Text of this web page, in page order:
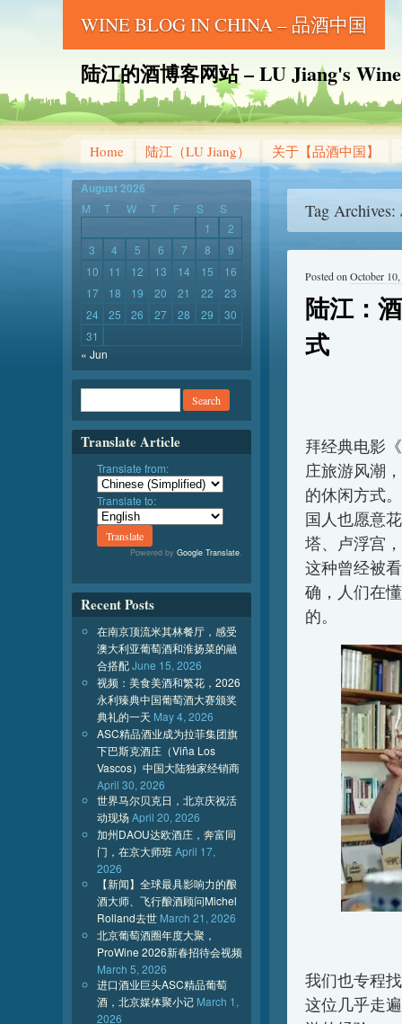
WINE BLOG IN CHINA – 品酒中国
陆江的酒博客网站 – LU Jiang's
Home 陆江（LU Jiang） 关于【品酒中国】
Tag Archives:
陆江：
式
Posted on October
拜经典电影
庄旅游风潮
的休闲方式
国人也愿意
塔、卢浮宫
这种曾经被
确，人们在
的。
我们也专程
这位几乎走
August 2026
M T W T F S
S
1
2
3
4 5 6 7 8
9
10
11 12 13 14 15
16
17
18 19 20 21 22
23
24
25 26 27 28 29
30
31
« Jun
Translate Article
Translate from:
Translate to:
Powered by Google Translate.
Recent Posts
在南京顶流米其林餐厅，感受
澳大利亚葡萄酒和淮扬菜的融
合搭配June 15, 2026
视频：美食美酒和繁花，2026
永利臻典中国葡萄酒大赛颁奖
典礼的一天 May 4, 2026
ASC精品酒业成为拉菲集团旗
下巴斯克酒庄（Viña Los
Vascos）中国大陆独家经销商
April 30, 2026
世界马尔贝克日，北京庆祝活
动现场April 20, 2026
加州DAOU达欧酒庄，奔富同
门，在京大师班 April 17,
2026
【新闻】全球最具影响力的酿
酒大师、飞行酿酒顾问Michel
Rolland去世 March 21, 2026
北京葡萄酒圈年度大聚，
ProWine 2026新春招待会视频
March 5, 2026
进口酒业巨头ASC精品葡萄
酒，北京媒体聚小记 March 1,
2026